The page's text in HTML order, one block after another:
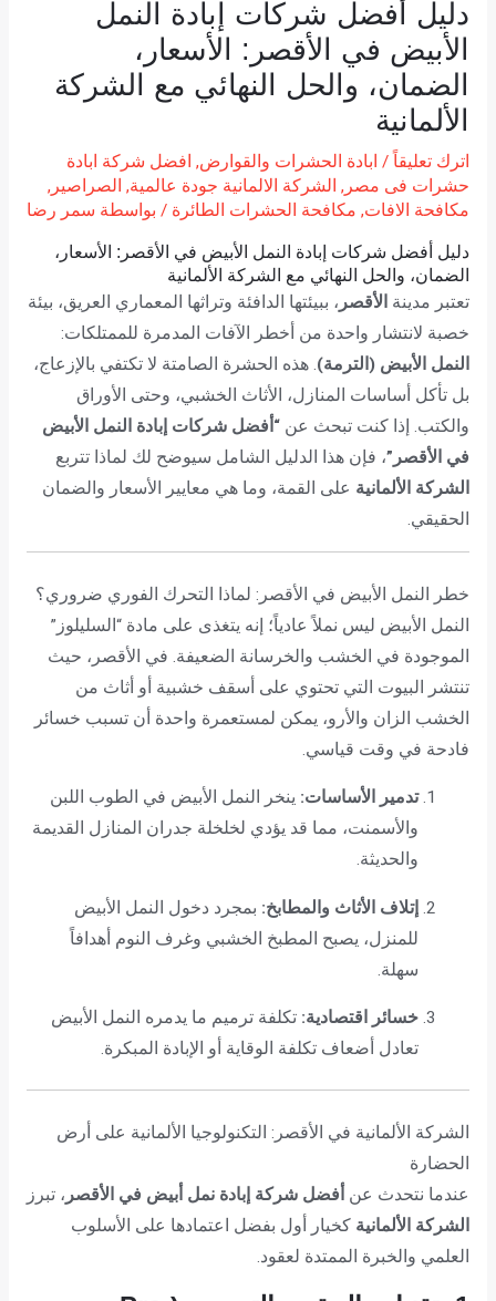
دليل أفضل شركات إبادة النمل
الأبيض في الأقصر: الأسعار،
الضمان، والحل النهائي مع الشركة
الألمانية
اترك تعليقاً / ابادة الحشرات والقوارض, افضل شركة ابادة
حشرات فى مصر , الشركة الالمانية جودة عالمية, الصراصير ,
مكافحة الافات, مكافحة الحشرات الطائرة / بواسطة سمر رضا
دليل أفضل شركات إبادة النمل الأبيض في الأقصر: الأسعار،
الضمان، والحل النهائي مع الشركة الألمانية
تعتبر مدينة الأقصر ، ببيئتها الدافئة وتراثها المعماري العريق، بيئة
خصبة لانتشار واحدة من أخطر الآفات المدمرة للممتلكات:
النمل الأبيض (الترمة). هذه الحشرة الصامتة لا تكتفي بالإزعاج،
بل تأكل أساسات المنازل، الأثاث الخشبي، وحتى الأوراق
والكتب. إذا كنت تبحث عن “أفضل شركات إبادة النمل الأبيض
في الأقصر”، فإن هذا الدليل الشامل سيوضح لك لماذا تتربع
الشركة الألمانية على القمة، وما هي معايير الأسعار والضمان
الحقيقي.
خطر النمل الأبيض في الأقصر: لماذا التحرك الفوري ضروري؟
النمل الأبيض ليس نملاً عادياً؛ إنه يتغذى على مادة “السليلوز”
الموجودة في الخشب والخرسانة الضعيفة. في الأقصر، حيث
تنتشر البيوت التي تحتوي على أسقف خشبية أو أثاث من
الخشب الزان والأرو، يمكن لمستعمرة واحدة أن تسبب خسائر
فادحة في وقت قياسي.
تدمير الأساسات: ينخر النمل الأبيض في الطوب اللبن
والأسمنت، مما قد يؤدي لخلخلة جدران المنازل القديمة
والحديثة.
إتلاف الأثاث والمطابخ: بمجرد دخول النمل الأبيض
للمنزل، يصبح المطبخ الخشبي وغرف النوم أهدافاً
سهلة.
خسائر اقتصادية: تكلفة ترميم ما يدمره النمل الأبيض
تعادل أضعاف تكلفة الوقاية أو الإبادة المبكرة.
الشركة الألمانية في الأقصر: التكنولوجيا الألمانية على أرض
الحضارة
عندما نتحدث عن أفضل شركة إبادة نمل أبيض في الأقصر ، تبرز
الشركة الألمانية كخيار أول بفضل اعتمادها على الأسلوب
العلمي والخبرة الممتدة لعقود.